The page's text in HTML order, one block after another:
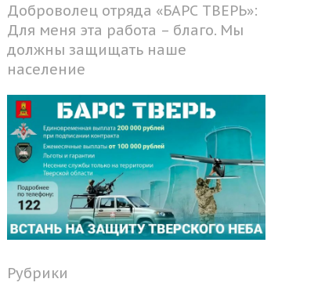
Доброволец отряда «БАРС ТВЕРЬ»:
Для меня эта работа – благо. Мы
должны защищать наше
население
Рубрики